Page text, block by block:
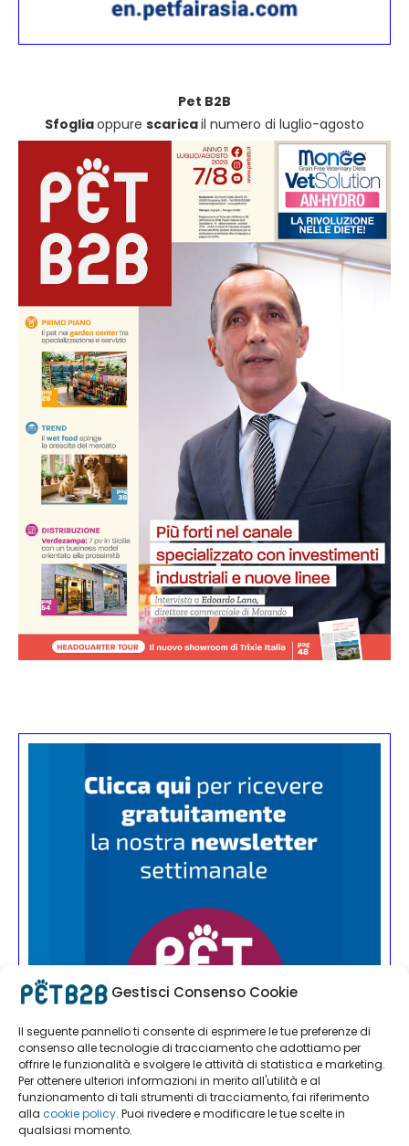
Gestisci Consenso Cookie
Il seguente pannello ti consente di esprimere le tue preferenze di
consenso alle tecnologie di tracciamento che adottiamo per
offrire le funzionalità e svolgere le attività di statistica e marketing.
Per ottenere ulteriori informazioni in merito all'utilità e al
funzionamento di tali strumenti di tracciamento, fai riferimento
alla cookie policy. Puoi rivedere e modificare le tue scelte in
qualsiasi momento.
Pet B2B
Sfogliaoppure scaricail numero di luglio-agosto